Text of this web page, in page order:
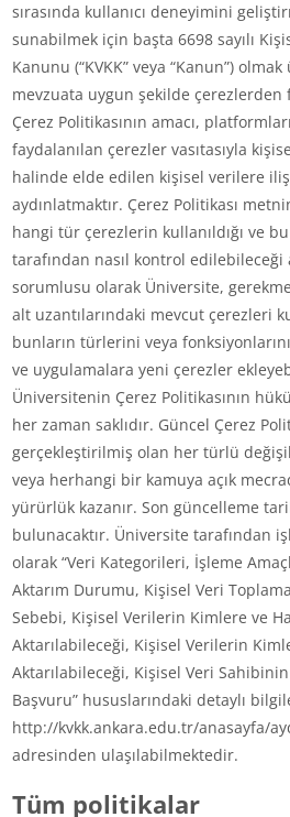
sırasında kullanıcı deneyimini
sunabilmek için başta 6698 sayılı
Kanunu (“KVKK” veya “Kanun”)
mevzuata uygun şekilde çerezlerden
Çerez Politikasının amacı,
faydalanılan çerezler vasıtasıyla
halinde elde edilen kişisel verilere
aydınlatmaktır. Çerez Politikası
hangi tür çerezlerin kullanıldığı ve
tarafından nasıl kontrol edilebileceği
sorumlusu olarak Üniversite,
alt uzantılarındaki mevcut çerezleri
bunların türlerini veya
ve uygulamalara yeni çerezler
Üniversitenin Çerez Politikasının
her zaman saklıdır. Güncel Çerez
gerçekleştirilmiş olan her türlü
veya herhangi bir kamuya açık
yürürlük kazanır. Son güncelleme
bulunacaktır. Üniversite tarafından
olarak “Veri Kategorileri, İşleme
Aktarım Durumu, Kişisel Veri
Sebebi, Kişisel Verilerin Kimlere ve
Aktarılabileceği, Kişisel Verilerin
Aktarılabileceği, Kişisel Veri
Başvuru” hususlarındaki detaylı
http://kvkk.ankara.edu.tr/anasayfa/
adresinden ulaşılabilmektedir.
Tüm politikalar